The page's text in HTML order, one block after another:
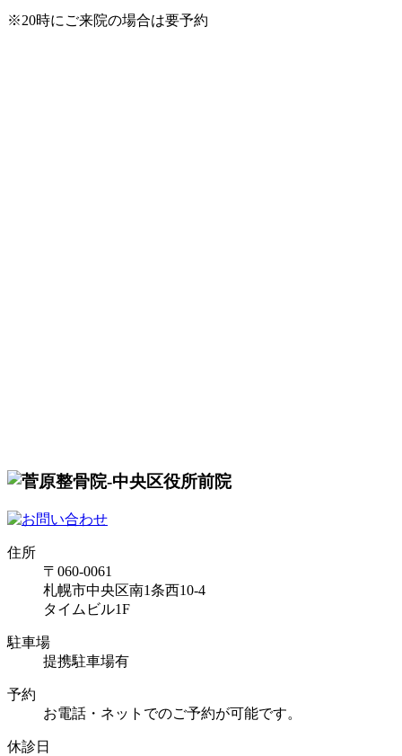
※20時にご来院の場合は要予約
住所
〒060-0061
札幌市中央区南1条西10-4
タイムビル1F
駐車場
提携駐車場有
予約
お電話・ネットでのご予約が可能です。
休診日